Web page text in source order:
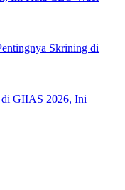
Skrining di
di GIIAS 2026, Ini